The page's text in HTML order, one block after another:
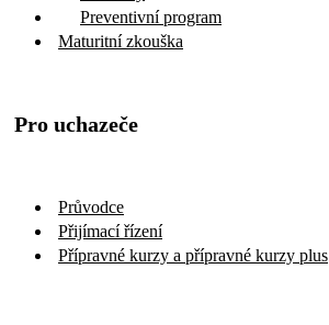
Preventivní program
Maturitní zkouška
Pro uchazeče
Průvodce
Přijímací řízení
Přípravné kurzy a přípravné kurzy plus